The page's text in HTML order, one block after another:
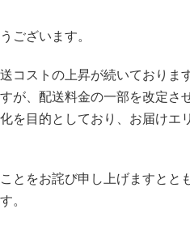
ございます。
コストの上昇が続いております
が、配送料金の一部を改定さ
を目的としており、お届け
とをお詫び申し上げますとと
。